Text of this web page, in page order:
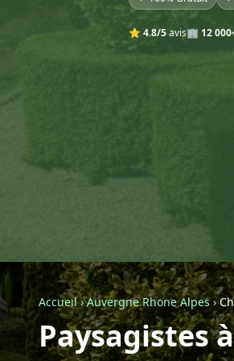
⭐ 4.8/5avis🏢 12
Accueil›Auvergne Rhone Alpes›
Paysagistes